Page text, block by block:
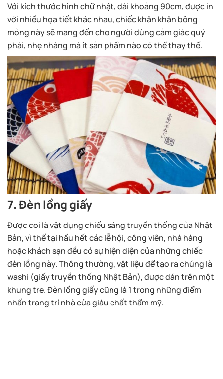
Với kích thước hình chữ nhật, dài khoảng 90cm, được in
với nhiều họa tiết khác nhau, chiếc khăn khăn bông
mỏng này sẽ mang đến cho người dùng cảm giác quý
phái, nhẹ nhàng mà ít sản phẩm nào có thể thay thế.
7. Đèn lồng giấy
Được coi là vật dụng chiếu sáng truyền thống của Nhật
Bản, vì thế tại hầu hết các lễ hội, công viên, nhà hàng
hoặc khách sạn đều có sự hiện diện của những chiếc
đèn lồng này. Thông thường, vật liệu để tạo ra chúng là
washi (giấy truyền thống Nhật Bản), được dán trên một
khung tre. Đèn lồng giấy cũng là 1 trong những điểm
nhấn trang trí nhà cửa giàu chất thẩm mỹ.